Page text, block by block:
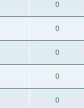
0
0
0
0
0